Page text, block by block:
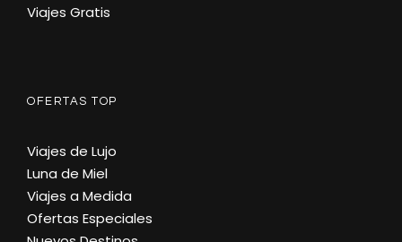
Viajes Gratis
OFERTAS TOP
Viajes de Lujo
Luna de Miel
Viajes a Medida
Ofertas Especiales